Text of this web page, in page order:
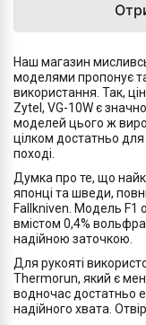
Наш магазин
моделями пропонує
використання. Так,
Zytel, VG-10W є
моделей цього ж
цілком достатньо
поході.
Думка про те, що
японці та шведи,
Fallkniven. Модель F1
вмістом 0,4%
надійною заточкою.
Для рукояті
Thermorun, який є
водночас достатньо
надійного хвата.